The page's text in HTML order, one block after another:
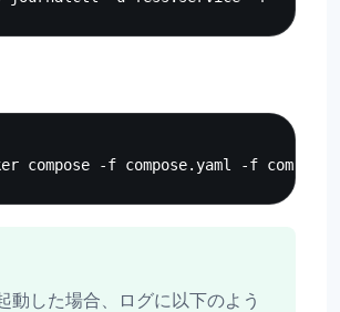
動した場合、ログに以下のよう